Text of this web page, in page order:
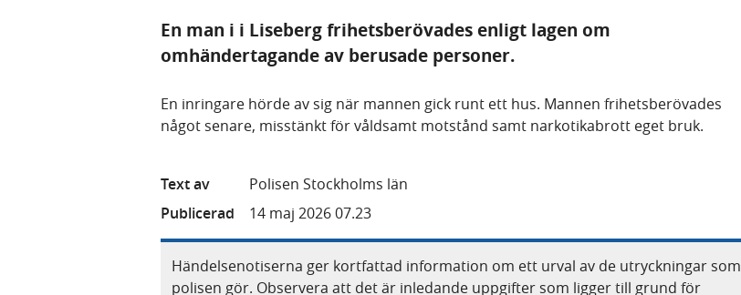
En man i i Liseberg frihetsberövades enligt lagen om
omhändertagande av berusade personer.
En inringare hörde av sig när mannen gick runt ett hus. Mannen frihetsberövades
något senare, misstänkt för våldsamt motstånd samt narkotikabrott eget bruk.
Text av
Polisen Stockholms län
Publicerad
14 maj 2026 07.23
Händelsenotiserna ger kortfattad information om ett urval av de utryckningar som
polisen gör. Observera att det är inledande uppgifter som ligger till grund för